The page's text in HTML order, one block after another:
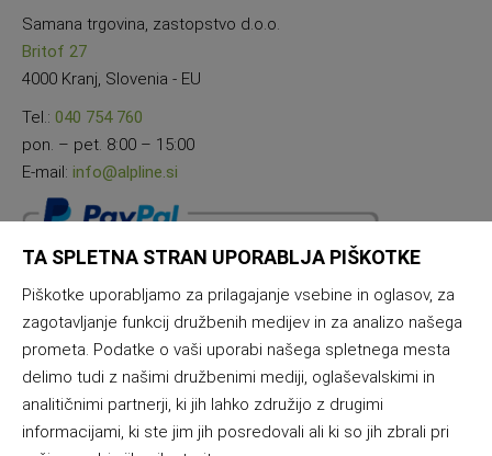
Samana trgovina, zastopstvo d.o.o.
Britof 27
4000 Kranj, Slovenia - EU
Tel.: 040 754 760
pon. – pet. 8:00 – 15:00
E-mail: info@alpline.si
TA SPLETNA STRAN UPORABLJA PIŠKOTKE
Piškotke uporabljamo za prilagajanje vsebine in oglasov, za
zagotavljanje funkcij družbenih medijev in za analizo našega
prometa. Podatke o vaši uporabi našega spletnega mesta
delimo tudi z našimi družbenimi mediji, oglaševalskimi in
analitičnimi partnerji, ki jih lahko združijo z drugimi
informacijami, ki ste jim jih posredovali ali ki so jih zbrali pri